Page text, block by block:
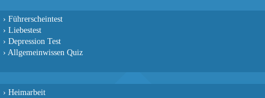
› Führerscheintest
› Liebestest
› Depression Test
› Allgemeinwissen Quiz
› Heimarbeit